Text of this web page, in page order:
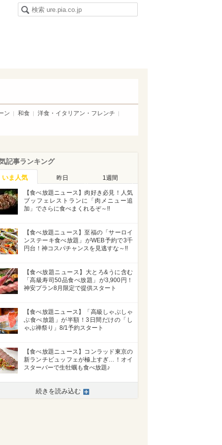
ン 和食 洋食・イタリアン・フレンチ
記事ランキング
いま人気 昨日 1週間
【食べ放題ニュース】肉好き必見！人気
ブッフェレストランに「肉メニュー追
加」でさらに食べまくれるぞ～!!
【食べ放題ニュース】至福の「サーロイ
ンステーキ食べ放題」がWEB予約で3千
円台！神コスパチャンスを見逃すな～!!
【食べ放題ニュース】大とろ&うに含む
「高級寿司50品食べ放題」が3,900円！
神安プラン8月限定で提供スタート
【食べ放題ニュース】「高級しゃぶしゃ
ぶ食べ放題」が半額！3日間だけの「し
ゃぶ禅祭り」8/1予約スタート
【食べ放題ニュース】コンラッド東京の
新ランチビュッフェが極上すぎ…！オイ
スターバーで生牡蠣も食べ放題♪
続きを読み込む